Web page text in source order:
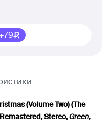
(Volume Two) (The
Stereo,Green,